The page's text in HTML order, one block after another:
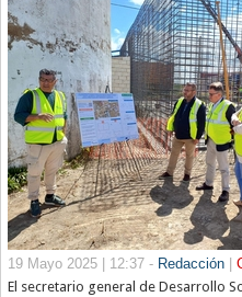
19 Mayo 2025 | 12:37 - Redacción|
El secretario general de Desarrollo